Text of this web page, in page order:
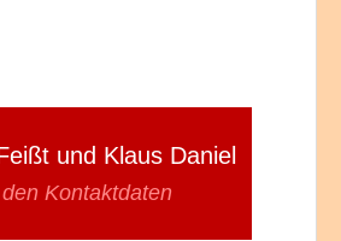
und Klaus Daniel
Kontaktdaten